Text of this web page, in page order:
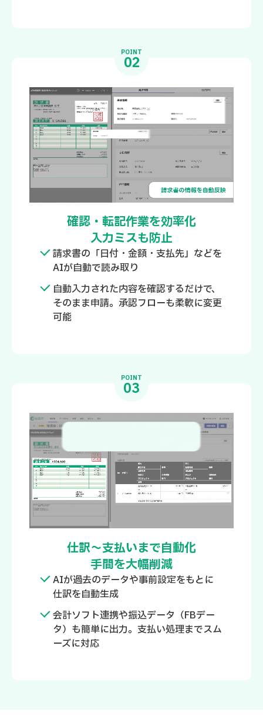
POINT
02
確認・転記作業を効率化
入力ミスも防止
請求書の「日付・金額・支払先」などを
AIが自動で読み取り
自動入力された内容を確認するだけで、
そのまま申請。承認フローも柔軟に変更
可能
POINT
03
仕訳～支払いまで自動化
手間を大幅削減
AIが過去のデータや事前設定をもとに
仕訳を自動生成
会計ソフト連携や振込データ（FBデー
タ）も簡単に出力。支払い処理までスム
ーズに対応